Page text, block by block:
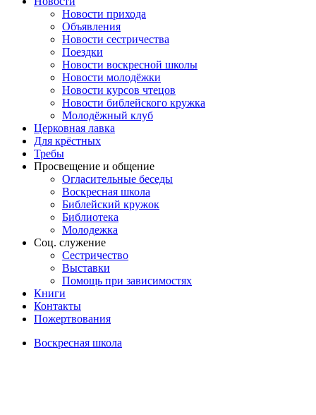
Новости прихода
Объявления
Новости сестричества
Поездки
Новости воскресной школы
Новости молодёжки
Новости курсов чтецов
Новости библейского кружка
Молодёжный клуб
Церковная лавка
Для крёстных
Требы
Просвещение и общение
Огласительные беседы
Воскресная школа
Библейский кружок
Библиотека
Молодежка
Соц. служение
Сестричество
Выставки
Помощь при зависимостях
Книги
Контакты
Пожертвования
Воскресная школа